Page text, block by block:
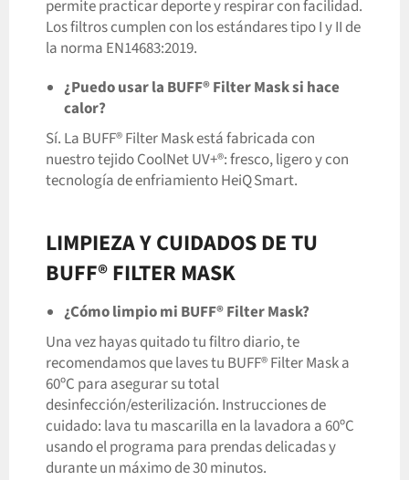
permite practicar deporte y respirar con facilidad.
Los filtros cumplen con los estándares tipo I y II de
la norma EN14683:2019.
¿Puedo usar la BUFF® Filter Mask si hace
calor?
Sí. La BUFF® Filter Mask está fabricada con
nuestro tejido CoolNet UV+®: fresco, ligero y con
tecnología de enfriamiento HeiQ Smart.
LIMPIEZA Y CUIDADOS DE TU
BUFF® FILTER MASK
¿Cómo limpio mi BUFF® Filter Mask?
Una vez hayas quitado tu filtro diario, te
recomendamos que laves tu BUFF® Filter Mask a
60ºC para asegurar su total
desinfección/esterilización. Instrucciones de
cuidado: lava tu mascarilla en la lavadora a 60ºC
usando el programa para prendas delicadas y
durante un máximo de 30 minutos.